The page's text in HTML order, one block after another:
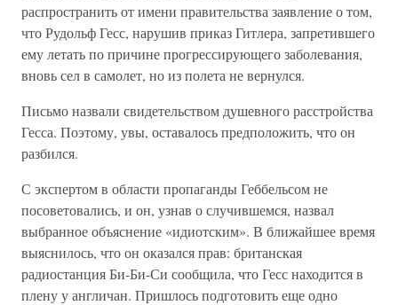
распространить от имени правительства заявление о том,
что Рудольф Гесс, нарушив приказ Гитлера, запретившего
ему летать по причине прогрессирующего заболевания,
вновь сел в самолет, но из полета не вернулся.
Письмо назвали свидетельством душевного расстройства
Гесса. Поэтому, увы, оставалось предположить, что он
разбился.
С экспертом в области пропаганды Геббельсом не
посоветовались, и он, узнав о случившемся, назвал
выбранное объяснение «идиотским». В ближайшее время
выяснилось, что он оказался прав: британская
радиостанция Би-Би-Си сообщила, что Гесс находится в
плену у англичан. Пришлось подготовить еще одно